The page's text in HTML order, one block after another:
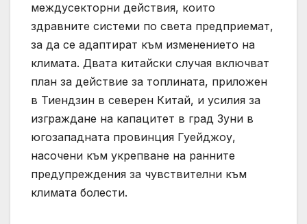
междусекторни действия, които
здравните системи по света предприемат,
за да се адаптират към изменението на
климата. Двата китайски случая включват
план за действие за топлината, приложен
в Тиендзин в северен Китай, и усилия за
изграждане на капацитет в град Зуни в
югозападната провинция Гуейджоу,
насочени към укрепване на ранните
предупреждения за чувствителни към
климата болести.